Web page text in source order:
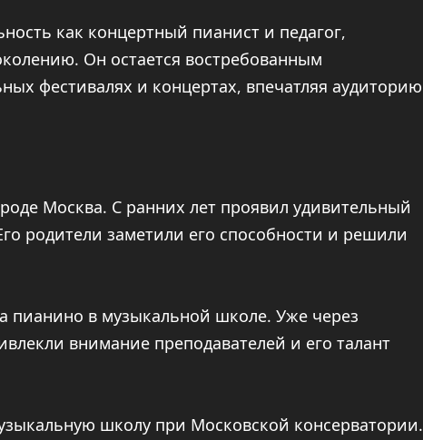
как концертный пианист и педагог,
Он остается востребованным
фестивалях и концертах, впечатляя аудиторию
Москва. С ранних лет проявил удивительный
родители заметили его способности и решили
пианино в музыкальной школе. Уже через
внимание преподавателей и его талант
школу при Московской консерватории.